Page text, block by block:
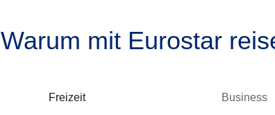
Warum mit Eurostar
Freizeit Business